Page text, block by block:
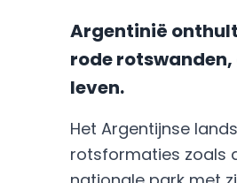
Argentinië
rode
leven.
Het Argentijnse
rotsformaties zoals